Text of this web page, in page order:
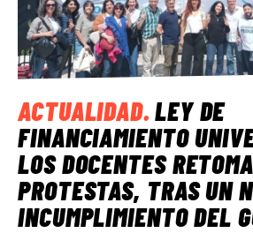
ACTUALIDAD.LEY DE
FINANCIAMIENTO
LOS DOCENTES
PROTESTAS, TRAS UN
INCUMPLIMIENTO DEL